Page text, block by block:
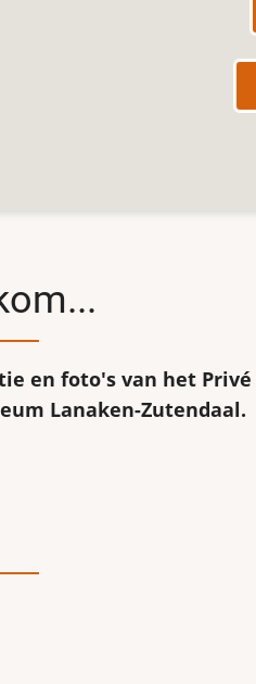
en foto's van het Privé
Lanaken-Zutendaal.